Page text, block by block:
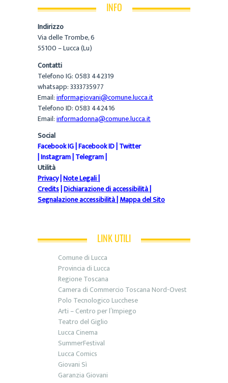
INFO
Indirizzo
Via delle Trombe, 6
55100 – Lucca (Lu)
Contatti
Telefono IG: 0583 442319
whatsapp: 3333735977
Email:informagiovani@comune.lucca.it
Telefono ID: 0583 442416
Email:informadonna@comune.lucca.it
Social
Facebook IG|Facebook ID|Twitter
|Instagram|Telegram|
Utilità
Privacy|Note Legali|
Credits|Dichiarazione di accessibilità|
Segnalazione accessibilità|Mappa del Sito
LINK UTILI
Comune di Lucca
Provincia di Lucca
Regione Toscana
Camera di Commercio Toscana Nord-Ovest
Polo Tecnologico Lucchese
Arti – Centro per l’Impiego
Teatro del Giglio
Lucca Cinema
SummerFestival
Lucca Comics
Giovani Sì
Garanzia Giovani